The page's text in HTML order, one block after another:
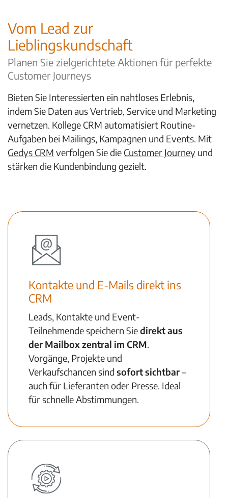
Vom Lead zur
Lieblingskundschaft
Planen Sie zielgerichtete Aktionen für perfekte
Customer Journeys
Bieten Sie Interessierten ein nahtloses Erlebnis,
indem Sie Daten aus Vertrieb, Service und Marketing
vernetzen. Kollege CRM automatisiert Routine-
Aufgaben bei Mailings, Kampagnen und Events. Mit
Gedys CRM verfolgen Sie die Customer Journey und
stärken die Kundenbindung gezielt.
Kontakte und E-Mails direkt ins
CRM
Leads, Kontakte und Event-
Teilnehmende speichern Siedirekt aus
der Mailbox zentral im CRM.
Vorgänge, Projekte und
Verkaufschancen sind sofort sichtbar–
auch für Lieferanten oder Presse. Ideal
für schnelle Abstimmungen.